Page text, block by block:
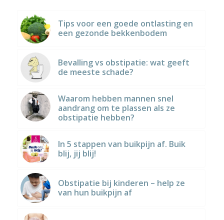
Tips voor een goede ontlasting en
een gezonde bekkenbodem
Bevalling vs obstipatie: wat geeft
de meeste schade?
Waarom hebben mannen snel
aandrang om te plassen als ze
obstipatie hebben?
In 5 stappen van buikpijn af. Buik
blij, jij blij!
Obstipatie bij kinderen – help ze
van hun buikpijn af